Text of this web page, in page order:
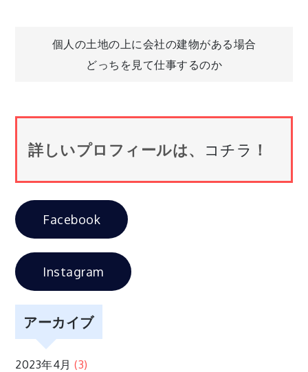
投
ナ
ビ
ゲ
ー
シ
ョ
ン
個人の土地の上に会社の建物がある場合
どっちを見て仕事するのか
詳しいプロフィールは、 コチラ ！
Facebook
Instagram
アーカイブ
2023年4月 (3)